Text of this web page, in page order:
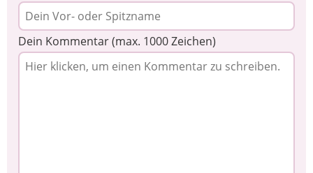
Dein Kommentar (max. 1000 Zeichen)